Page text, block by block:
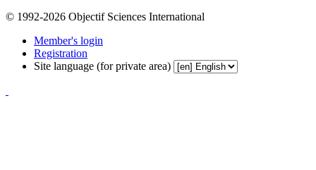
© 1992-2026 Objectif Sciences International
Member's login
Registration
Site language (for private area)